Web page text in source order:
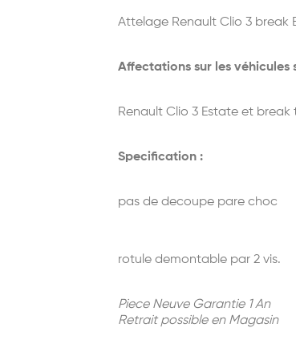
Attelage Renault Clio 3 break
Affectations sur les véhicules
Renault Clio 3 Estate et
Specification :
pas de decoupe pare choc
rotule demontable par 2 vis.
Piece Neuve Garantie 1 An
Retrait possible en Magasin